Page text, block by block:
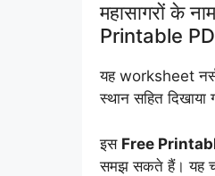
महासागरों के
Printable
यह worksheet
स्थान सहित
इस Free
समझ सकते हैं। यह